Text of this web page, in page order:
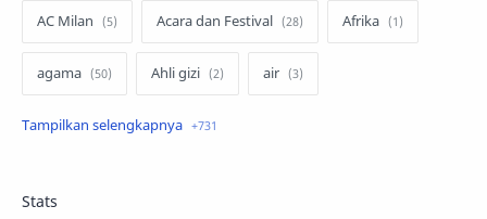
AC Milan Acara dan Festival Afrika
agama Ahli gizi air
air minum Airbnb
Stats